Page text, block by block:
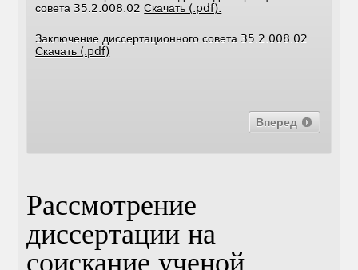
совета 35.2.008.02Скачать (.pdf).
Заключение диссертационного совета 35.2.008.02
Скачать (.pdf)
Вперед
Рассмотрение
диссертации на